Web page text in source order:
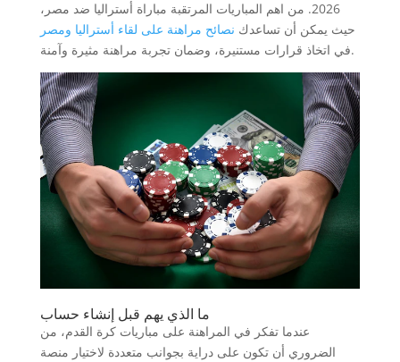
2026. من اهم المباريات المرتقبة مباراة أستراليا ضد مصر،
حيث يمكن أن تساعدك نصائح مراهنة على لقاء أستراليا ومصر
في اتخاذ قرارات مستنيرة، وضمان تجربة مراهنة مثيرة وآمنة.
ما الذي يهم قبل إنشاء حساب
عندما تفكر في المراهنة على مباريات كرة القدم، من
الضروري أن تكون على دراية بجوانب متعددة لاختيار منصة